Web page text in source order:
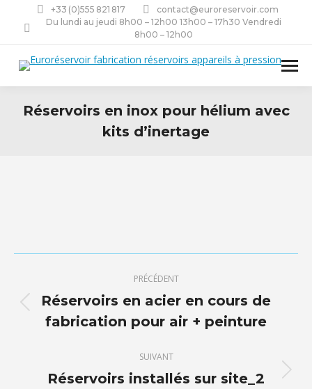
+33 (0)555 821 817
contact@euroreservoir.com
Du lundi au jeudi 8h00 – 12h00 13h00 – 17h30 Vendredi
8h00 – 12h00
Réservoirs en inox pour hélium avec
kits d’inertage
de
commentaire
PRÉCÉDENT
Onglet
précédent
Réservoirs en acier en cours de
fabrication pour air + peinture
SUIVANT
Projets
Réservoirs installés sur site_2